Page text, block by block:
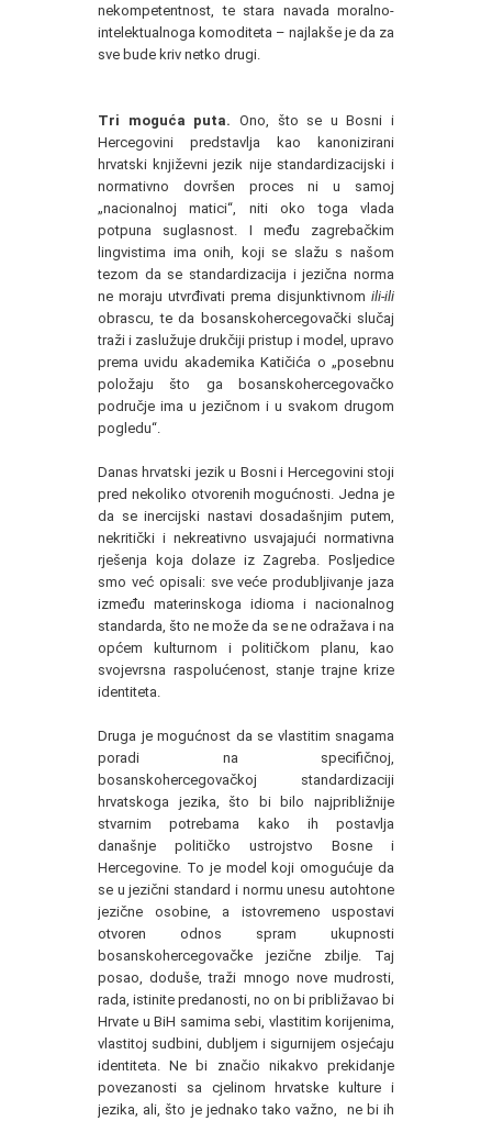
nekompetentnost, te stara navada moralno-
intelektualnoga komoditeta – najlakše je da za
sve bude kriv netko drugi.
Tri moguća puta. Ono, što se u Bosni i
Hercegovini predstavlja kao kanonizirani
hrvatski književni jezik nije standardizacijski i
normativno dovršen proces ni u samoj
„nacionalnoj matici“, niti oko toga vlada
potpuna suglasnost. I među zagrebačkim
lingvistima ima onih, koji se slažu s našom
tezom da se standardizacija i jezična norma
ne moraju utvrđivati prema disjunktivnom ili-ili
obrascu, te da bosanskohercegovački slučaj
traži i zaslužuje drukčiji pristup i model, upravo
prema uvidu akademika Katičića o „posebnu
položaju što ga bosanskohercegovačko
područje ima u jezičnom i u svakom drugom
pogledu“.
Danas hrvatski jezik u Bosni i Hercegovini stoji
pred nekoliko otvorenih mogućnosti. Jedna je
da se inercijski nastavi dosadašnjim putem,
nekritički i nekreativno usvajajući normativna
rješenja koja dolaze iz Zagreba. Posljedice
smo već opisali: sve veće produbljivanje jaza
između materinskoga idioma i nacionalnog
standarda, što ne može da se ne odražava i na
općem kulturnom i političkom planu, kao
svojevrsna raspolućenost, stanje trajne krize
identiteta.
Druga je mogućnost da se vlastitim snagama
poradi na specifičnoj,
bosanskohercegovačkoj standardizaciji
hrvatskoga jezika, što bi bilo najpribližnije
stvarnim potrebama kako ih postavlja
današnje političko ustrojstvo Bosne i
Hercegovine. To je model koji omogućuje da
se u jezični standard i normu unesu autohtone
jezične osobine, a istovremeno uspostavi
otvoren odnos spram ukupnosti
bosanskohercegovačke jezične zbilje. Taj
posao, doduše, traži mnogo nove mudrosti,
rada, istinite predanosti, no on bi približavao bi
Hrvate u BiH samima sebi, vlastitim korijenima,
vlastitoj sudbini, dubljem i sigurnijem osjećaju
identiteta. Ne bi značio nikakvo prekidanje
povezanosti sa cjelinom hrvatske kulture i
jezika, ali, što je jednako tako važno, ne bi ih